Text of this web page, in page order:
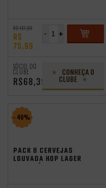
R$ 127,99
R$
75,99
+
-
SÓCIO DO
CLUBE
R$68,39
CONHEÇA O
CLUBE
- 40%
PACK 8 CERVEJAS
LOUVADA HOP LAGER